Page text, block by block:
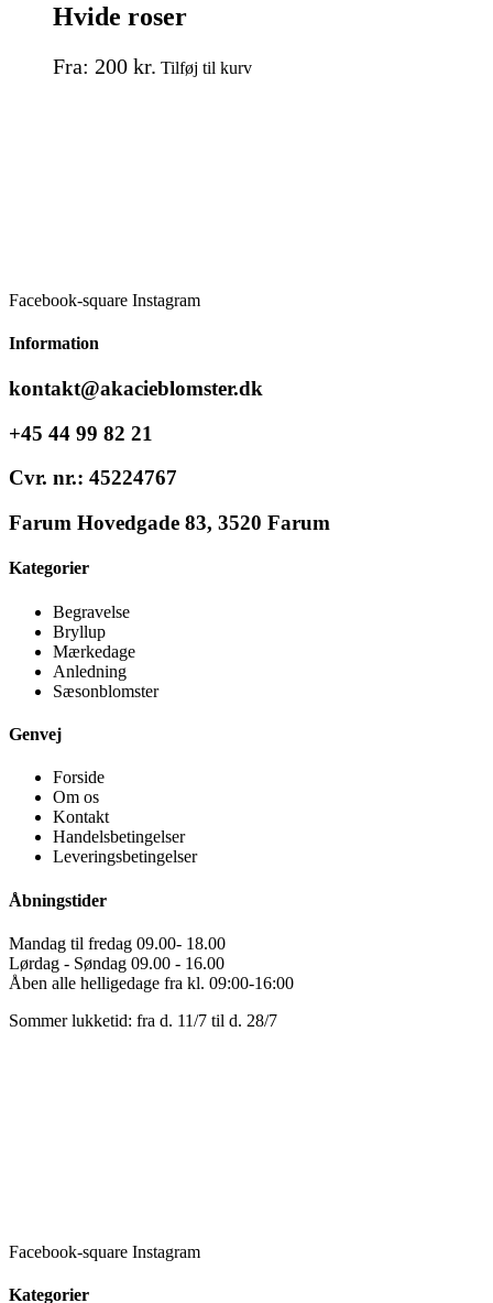
Hvide roser
Fra: 200 kr. Tilføj til kurvDette
Facebook-square Instagram
Information
kontakt@akacieblomster.dk
+45 44 99 82 21
Cvr. nr.: 45224767
Farum Hovedgade 83, 3520 Farum
Kategorier
Begravelse
Bryllup
Mærkedage
Anledning
Sæsonblomster
Genvej
Forside
Om os
Kontakt
Handelsbetingelser
Leveringsbetingelser
Åbningstider
Mandag til fredag 09.00- 18.00
Lørdag - Søndag 09.00 - 16.00
Åben alle helligedage fra kl. 09:00-16:00
Sommer lukketid: fra d. 11/7 til d. 28/7
Facebook-square Instagram
Kategorier